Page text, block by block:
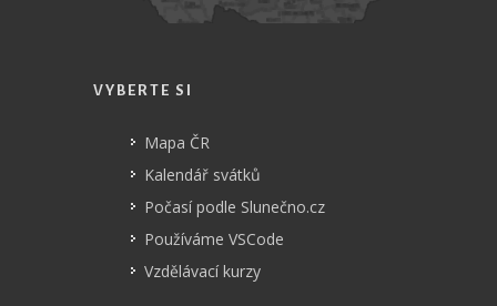
VYBERTE SI
Mapa ČR
Kalendář svátků
Počasí podle Slunečno.cz
Používáme VSCode
Vzdělávací kurzy